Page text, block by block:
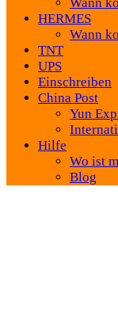
HERMES
Wann
TNT
UPS
Einschreiben
China Post
Yun
Hilfe
Wo ist
Blog